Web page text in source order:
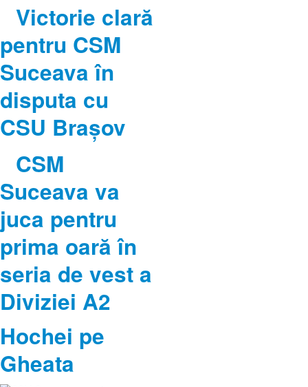
Victorie clară
pentru CSM
Suceava în
disputa cu
CSU Brașov
CSM
Suceava va
juca pentru
prima oară în
seria de vest a
Diviziei A2
Hochei pe
Gheata